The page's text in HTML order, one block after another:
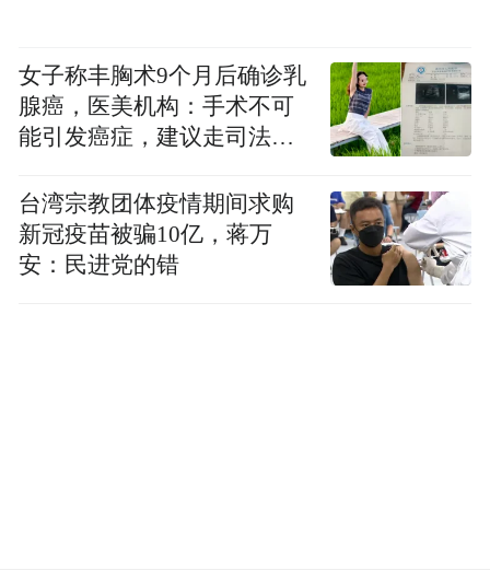
女子称丰胸术9个月后确诊乳
腺癌，医美机构：手术不可
能引发癌症，建议走司法途
台湾宗教团体疫情期间求购
新冠疫苗被骗10亿，蒋万
安：民进党的错